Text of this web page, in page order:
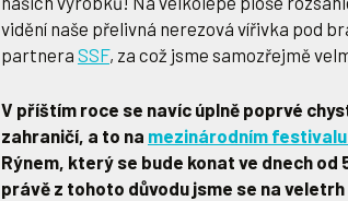
vidění naše přelivná nerezová vířivka pod
partnera SSF, za což jsme samozřejmě
V příštím roce se navíc úplně poprvé
zahraničí, a to na mezinárodním
Rýnem, který se bude konat ve dnech od
právě z tohoto důvodu jsme se na